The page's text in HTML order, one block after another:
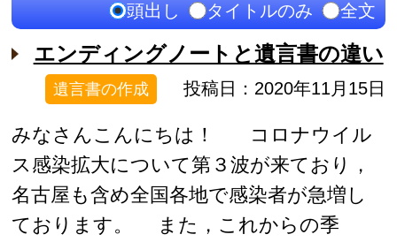
頭出し タイトルのみ 全文
エンディングノートと遺言書の違い
遺言書の作成 投稿日：2020年11月15日
みなさんこんにちは！ コロナウイル
ス感染拡大について第３波が来ており，
名古屋も含め全国各地で感染者が急増し
ております。 また，これからの季